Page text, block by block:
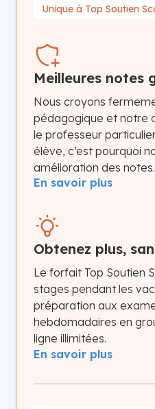
Unique à Top Soutien
Meilleures notes
Nous croyons
pédagogique et notre
le professeur
élève, c’est pourquoi
amélioration des notes.
En savoir plus
Obtenez plus,
Le forfait Top Soutien
stages pendant les
préparation aux
hebdomadaires en
ligne illimitées.
En savoir plus